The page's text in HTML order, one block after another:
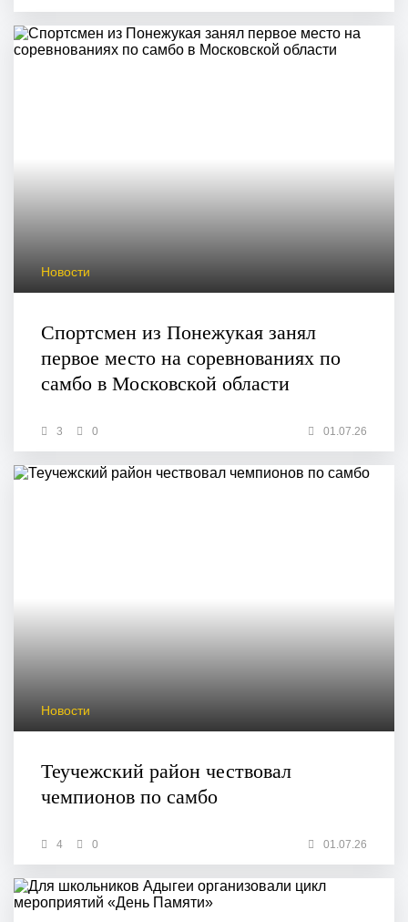
Новости
Спортсмен из Понежукая занял
первое место на соревнованиях по
самбо в Московской области
3 0 01.07.26
Новости
Теучежский район чествовал
чемпионов по самбо
4 0 01.07.26